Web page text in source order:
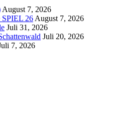
August 7, 2026
26August 7, 2026
Juli 31, 2026
Juli 20, 2026
7, 2026